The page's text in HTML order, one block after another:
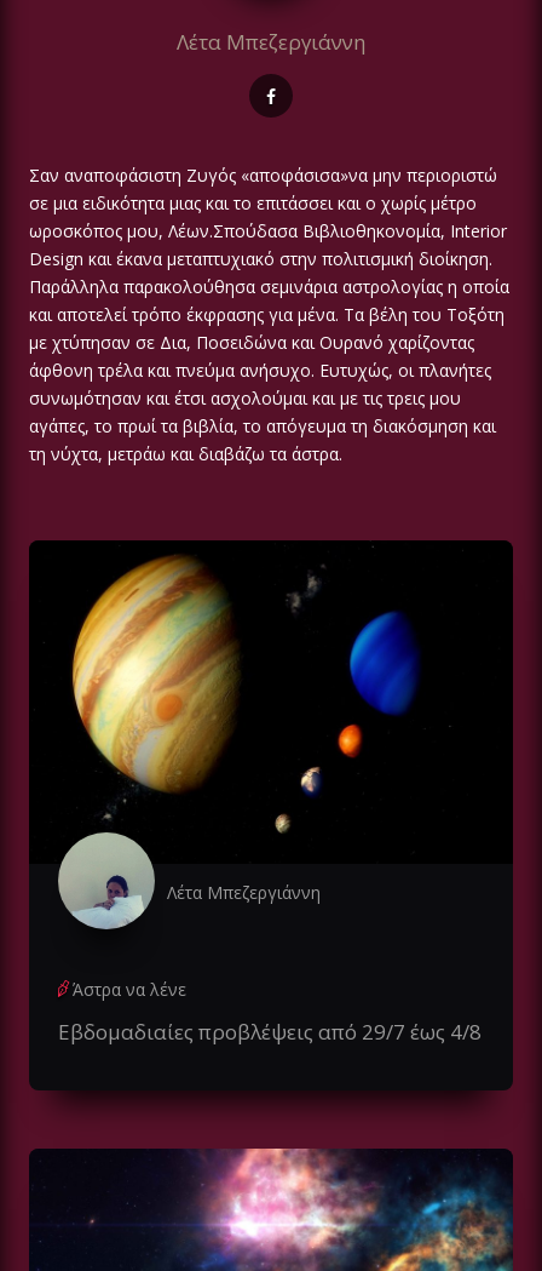
Λέτα Μπεζεργιάννη
Σαν αναποφάσιστη Ζυγός «αποφάσισα»να μην περιοριστώ
σε μια ειδικότητα μιας και το επιτάσσει και ο χωρίς μέτρο
ωροσκόπος μου, Λέων.Σπούδασα Βιβλιοθηκονομία, Interior
Design και έκανα μεταπτυχιακό στην πολιτισμική διοίκηση.
Παράλληλα παρακολούθησα σεμινάρια αστρολογίας η οποία
και αποτελεί τρόπο έκφρασης για μένα. Τα βέλη του Τοξότη
με χτύπησαν σε Δια, Ποσειδώνα και Ουρανό χαρίζοντας
άφθονη τρέλα και πνεύμα ανήσυχο. Ευτυχώς, οι πλανήτες
συνωμότησαν και έτσι ασχολούμαι και με τις τρεις μου
αγάπες, το πρωί τα βιβλία, το απόγευμα τη διακόσμηση και
τη νύχτα, μετράω και διαβάζω τα άστρα.
Λέτα Μπεζεργιάννη
Άστρα να λένε
Εβδομαδιαίες προβλέψεις από 29/7 έως 4/8